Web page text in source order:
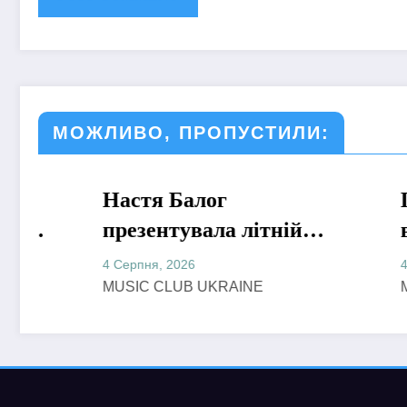
МОЖЛИВО, ПРОПУСТИЛИ:
Настя Балог
презентувала літній
сингл «Чорне море» про
спогади, які
4 Серпня, 2026
MUSIC CLUB UKRAINE
Гурт
–
літо
4 Серпня,
MUSIC